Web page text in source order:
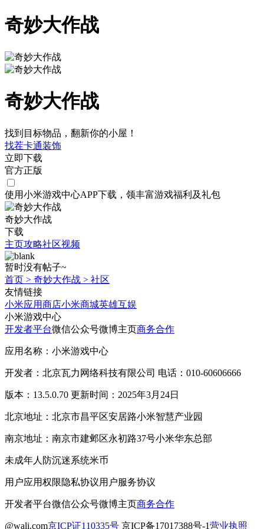
奇妙大作战
奇妙大作战
找到目标物品，翻新你的小屋！
找茬卡通装饰
立即下载
官方正版
使用小米游戏中心APP下载 ，领丰富游戏福利 及礼包
奇妙大作战
下载
主页攻略社区视频
暂时没有帖子~
首页 > 奇妙大作战 > 社区
友情链接
小米应用商店小米商城英雄互娱
小米游戏中心
开发者平台微信公众号微博主页商务合作
应用名称：小米游戏中心
开发者：北京瓦力网络科技有限公司 电话：010-60606666
版本：13.5.0.70 更新时间：2025年3月24日
北京地址：北京市昌平区安居路小米智慧产业园
南京地址：南京市建邺区永初路37号小米华东总部
未成年人防沉迷系统米币
用户应用权限隐私协议用户服务协议
开发者平台微信公众号微博主页商务合作
@wali.com京ICP证110335号 京ICP备17017388号-1营业执照